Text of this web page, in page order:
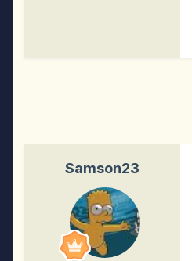
Samson23